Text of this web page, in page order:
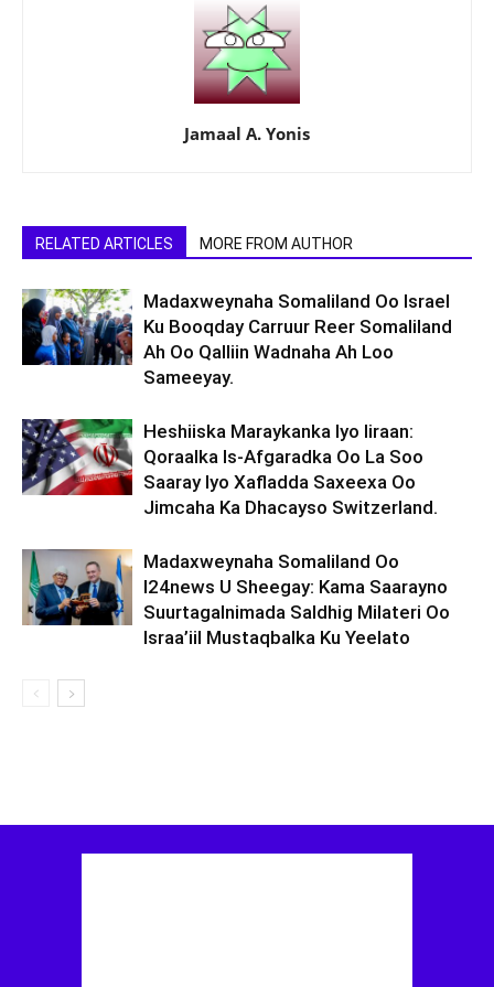
Jamaal A. Yonis
RELATED ARTICLES MORE FROM AUTHOR
Madaxweynaha Somaliland Oo Israel
Ku Booqday Carruur Reer Somaliland
Ah Oo Qalliin Wadnaha Ah Loo
Sameeyay.
Heshiiska Maraykanka Iyo Iiraan:
Qoraalka Is-Afgaradka Oo La Soo
Saaray Iyo Xafladda Saxeexa Oo
Jimcaha Ka Dhacayso Switzerland.
Madaxweynaha Somaliland Oo
I24news U Sheegay: Kama Saarayno
Suurtagalnimada Saldhig Milateri Oo
Israa’iil Mustaqbalka Ku Yeelato